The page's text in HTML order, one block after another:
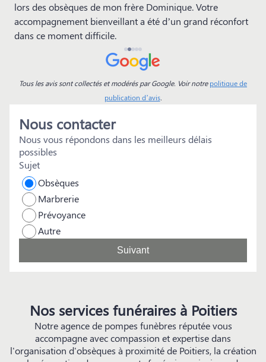
Dominique. Votre
a été d’un grand réconfort
qu'au maître de cérémonie
leur écoute et les
votre délicatesse ont été d'un
famille. Merci pour votre
rendu cet hommage si digne
notre gratitude, Famille DINET
Tous les avis sont collectés et modérés par Google. Voir notrepolitique de
publication d’avis.
Nous contacter
Nous vous répondons dans les meilleurs délais
possibles
Sujet
Obsèques
Marbrerie
Prévoyance
Autre
Suivant
Nos services funéraires à Poitiers
Notre agence de pompes funèbres réputée vous
accompagne avec compassion et expertise dans
l'organisation d'obsèques à proximité de Poitiers, la création